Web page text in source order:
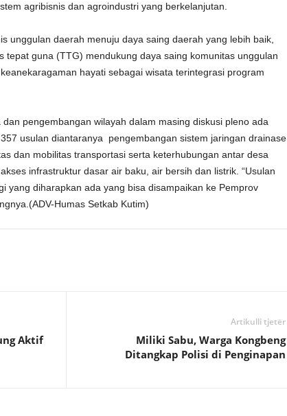
agribisnis dan agroindustri yang berkelanjutan.
unggulan daerah menuju daya saing daerah yang lebih baik,
tepat guna (TTG) mendukung daya saing komunitas unggulan
hayati sebagai wisata terintegrasi program
pengembangan wilayah dalam masing diskusi pleno ada
usulan diantaranya pengembangan sistem jaringan drainase
dan mobilitas transportasi serta keterhubungan antar desa
infrastruktur dasar air baku, air bersih dan listrik. “Usulan
yang diharapkan ada yang bisa disampaikan ke Pemprov
Humas Setkab Kutim)
Aktif
Artikulli tjetër
Miliki Sabu, Warga Kongbeng
Ditangkap Polisi di Penginapan